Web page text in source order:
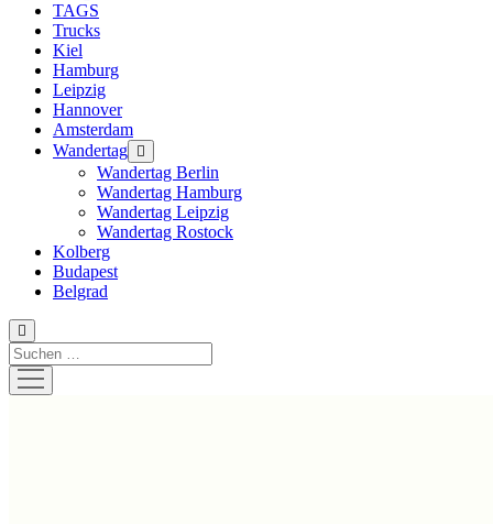
TAGS
Trucks
Kiel
Hamburg
Leipzig
Hannover
Amsterdam
Wandertag Menü
öffnen
Wandertag Berlin
Wandertag Hamburg
Wandertag Leipzig
Wandertag Rostock
Kolberg
Budapest
Belgrad
Suchen
Menü
öffnen